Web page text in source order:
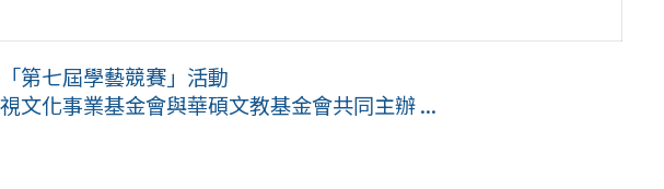
第七屆學藝競賽」活動
文化事業基金會與華碩文教基金會共同主辦 ...